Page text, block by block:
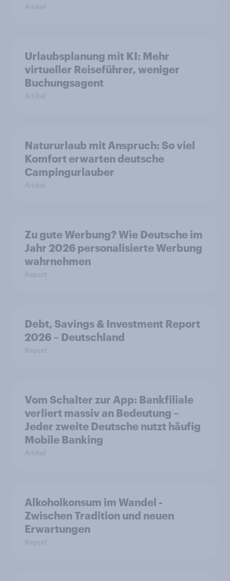
Artikel
Urlaubsplanung mit KI: Mehr
virtueller Reiseführer, weniger
Buchungsagent
Artikel
Natururlaub mit Anspruch: So viel
Komfort erwarten deutsche
Campingurlauber
Artikel
Zu gute Werbung? Wie Deutsche im
Jahr 2026 personalisierte Werbung
wahrnehmen
Report
Debt, Savings & Investment Report
2026 – Deutschland
Report
Vom Schalter zur App: Bankfiliale
verliert massiv an Bedeutung –
Jeder zweite Deutsche nutzt häufig
Mobile Banking
Artikel
Alkoholkonsum im Wandel​ -
Zwischen Tradition und neuen
Erwartungen
Report